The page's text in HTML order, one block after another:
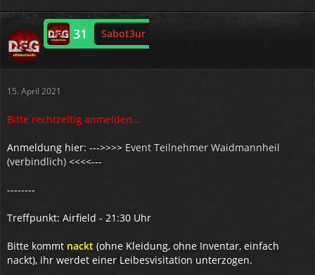
Online 31 Sabot3ur
15. April 2021
Bitte rechtzeitig anmelden...
Anmeldung hier: --->>>> Event Teilnehmer Waidmannheil
(verbindlich) <<<<---
--------
Treffpunkt: Airfield - 21:30 Uhr
Bitte kommt nackt (ohne Kleidung, ohne Inventar, einfach
nackt), ihr werdet einer Leibesvisitation unterzogen.